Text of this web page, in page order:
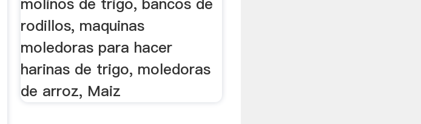
rodillos, maquinas
moledoras para hacer
harinas de trigo, moledoras
de arroz, Maiz